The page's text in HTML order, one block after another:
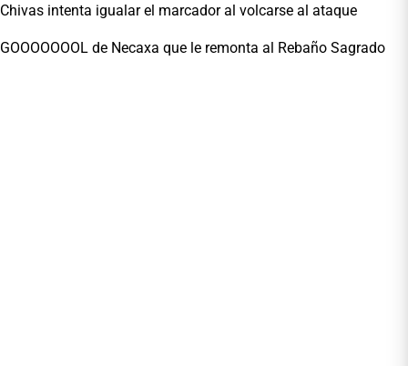
Chivas intenta igualar el marcador al volcarse al ataque
GOOOOOOOL de Necaxa que le remonta al Rebaño Sagrado